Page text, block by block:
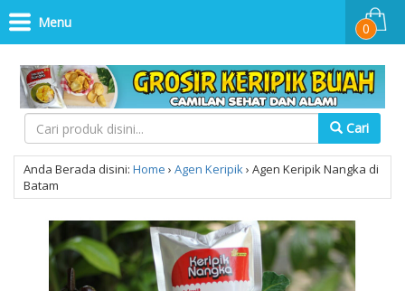
Cari
0
Menu
Anda Berada disini: Home › Agen Keripik› Agen Keripik Nangka di
Batam